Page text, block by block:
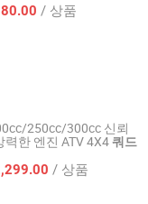
/ 상품
250cc/300cc 신뢰
력한 엔진 ATV 4X4쿼드
/ 상품
Co., Ltd